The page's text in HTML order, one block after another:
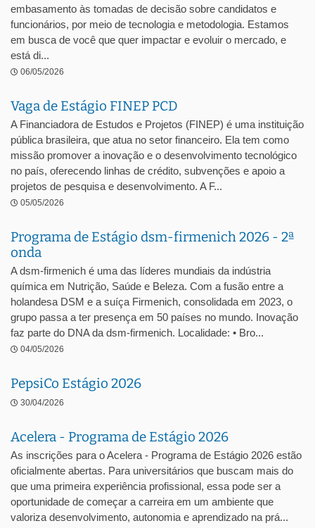
embasamento às tomadas de decisão sobre candidatos e
funcionários, por meio de tecnologia e metodologia. Estamos
em busca de você que quer impactar e evoluir o mercado, e
está di...
06/05/2026
Vaga de Estágio FINEP PCD
A Financiadora de Estudos e Projetos (FINEP) é uma instituição
pública brasileira, que atua no setor financeiro. Ela tem como
missão promover a inovação e o desenvolvimento tecnológico
no país, oferecendo linhas de crédito, subvenções e apoio a
projetos de pesquisa e desenvolvimento. A F...
05/05/2026
Programa de Estágio dsm-firmenich 2026 - 2ª
onda
A dsm-firmenich é uma das líderes mundiais da indústria
química em Nutrição, Saúde e Beleza. Com a fusão entre a
holandesa DSM e a suíça Firmenich, consolidada em 2023, o
grupo passa a ter presença em 50 países no mundo. Inovação
faz parte do DNA da dsm-firmenich. Localidade: • Bro...
04/05/2026
PepsiCo Estágio 2026
30/04/2026
Acelera - Programa de Estágio 2026
As inscrições para o Acelera - Programa de Estágio 2026 estão
oficialmente abertas. Para universitários que buscam mais do
que uma primeira experiência profissional, essa pode ser a
oportunidade de começar a carreira em um ambiente que
valoriza desenvolvimento, autonomia e aprendizado na prá...